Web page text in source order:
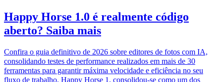
Happy Horse 1.0 é realmente código
aberto? Saiba mais
Confira o guia definitivo de 2026 sobre editores de fotos com IA,
consolidando testes de performance realizados em mais de 30
ferramentas para garantir máxima velocidade e eficiência no seu
fluxo de trabalho. Happy Horse 1. consolidou-se como um dos